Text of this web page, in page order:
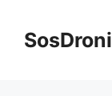
contenuto
SosDroni